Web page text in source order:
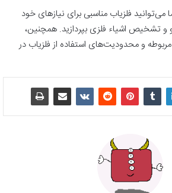
می‌توانید فلزیاب مناسبی برای نیازهای خود
تشخیص اشیاء فلزی بپردازید. همچنین،
و محدودیت‌های استفاده از فلزیاب در